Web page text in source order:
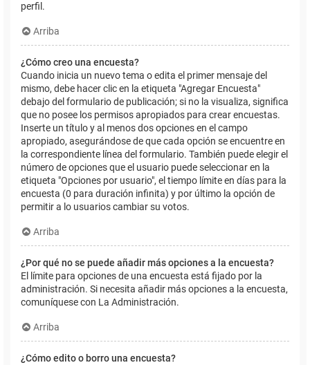
perfil.
Arriba
¿Cómo creo una encuesta?
Cuando inicia un nuevo tema o edita el primer mensaje del
mismo, debe hacer clic en la etiqueta "Agregar Encuesta"
debajo del formulario de publicación; si no la visualiza, significa
que no posee los permisos apropiados para crear encuestas.
Inserte un título y al menos dos opciones en el campo
apropiado, asegurándose de que cada opción se encuentre en
la correspondiente línea del formulario. También puede elegir el
número de opciones que el usuario puede seleccionar en la
etiqueta "Opciones por usuario", el tiempo límite en días para la
encuesta (0 para duración infinita) y por último la opción de
permitir a lo usuarios cambiar su votos.
Arriba
¿Por qué no se puede añadir más opciones a la encuesta?
El límite para opciones de una encuesta está fijado por la
administración. Si necesita añadir más opciones a la encuesta,
comuníquese con La Administración.
Arriba
¿Cómo edito o borro una encuesta?